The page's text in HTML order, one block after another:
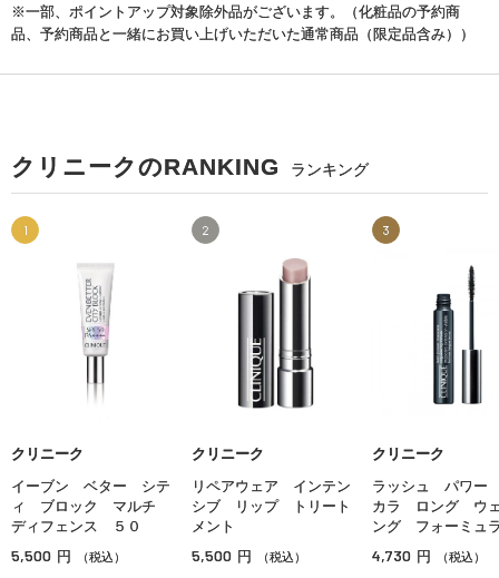
※一部、ポイントアップ対象除外品がございます。（化粧品の予約商
品、予約商品と一緒にお買い上げいただいた通常商品（限定品含み））
クリニークのRANKING ランキング
1
クリニーク
イーブン ベター シテ
ィ ブロック マルチ
ディフェンス ５０
5,500 円 （税込）
2
クリニーク
リペアウェア インテン
シブ リップ トリート
メント
5,500 円 （税込）
3
クリニーク
ラッシュ パワー
カラ ロング ウ
ング フォーミュ
4,730 円 （税込）